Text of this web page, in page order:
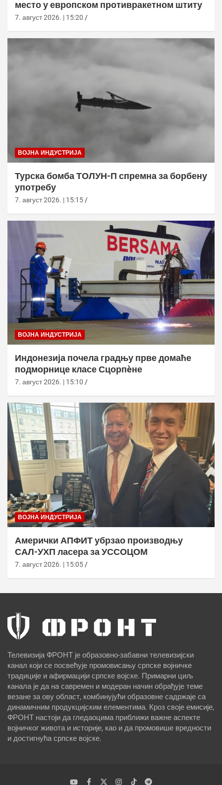
место у европском противракетном штиту
7. август 2026. | 15:20
ВОЈНА ИНДУСТРИЈА
Турска бомба ТОЛУН-П спремна за борбену
употребу
7. август 2026. | 15:15
ВОЈНА ИНДУСТРИЈА
Индонезија почела градњу прве домаће
подморнице класе Сцорпèне
7. август 2026. | 15:10
ВОЈНА ИНДУСТРИЈА
Амерички АПФИТ убрзао производњу
САЛ-УХП ласера за УССОЦОМ
7. август 2026. | 15:05
Телевизија ФРОНТ је образовно-забавни телевизијски
канал који се посвећује промовисању српске војничке
традиције и афирмацији српске војске. Примарни циљ
канала је да на савремен и модеран начин обрађује теме
везане за ову област, комбинујући образовне садржаје са
динамичним продукцијским елементима. Кроз своје емисије,
ФРОНТ настоји да гледаоцима приближи важне аспекте
војничког живота и историје, као и да промовише вредности
и достигнућа српске војске.